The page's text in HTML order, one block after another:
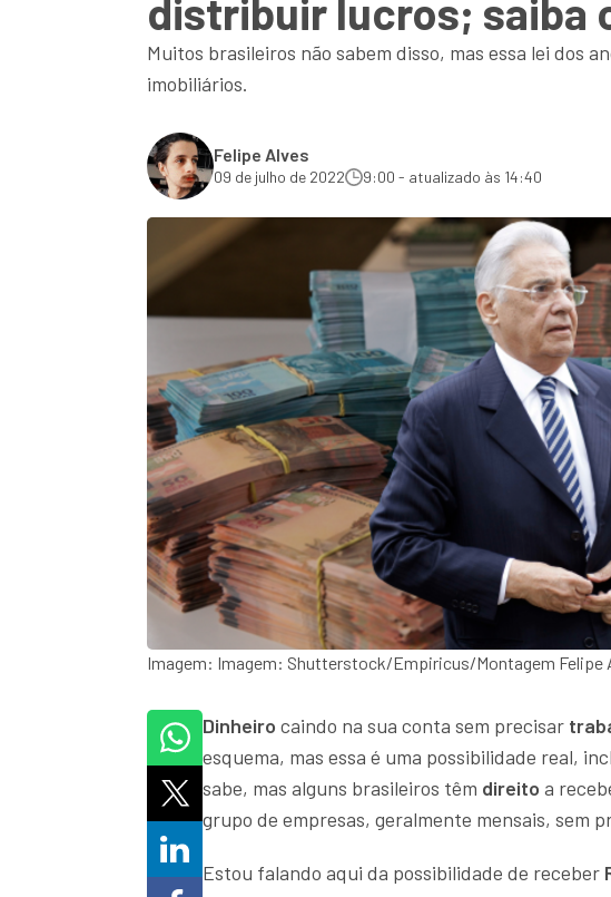
distribuir lucros; saiba
Muitos brasileiros não sabem disso, mas essa lei dos
imobiliários.
Felipe Alves
09 de julho de 2022 9:00 - atualizado às 14:40
Imagem: Imagem: Shutterstock/Empiricus/Montagem Felipe
Dinheiro caindo na sua conta sem precisar
esquema, mas essa é uma possibilidade real,
sabe, mas alguns brasileiros têm direito a
grupo de empresas, geralmente mensais, sem
Estou falando aqui da possibilidade de receber